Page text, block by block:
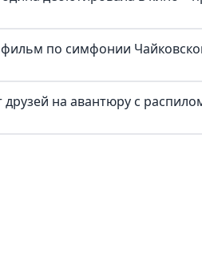
по симфонии
на авантюру с